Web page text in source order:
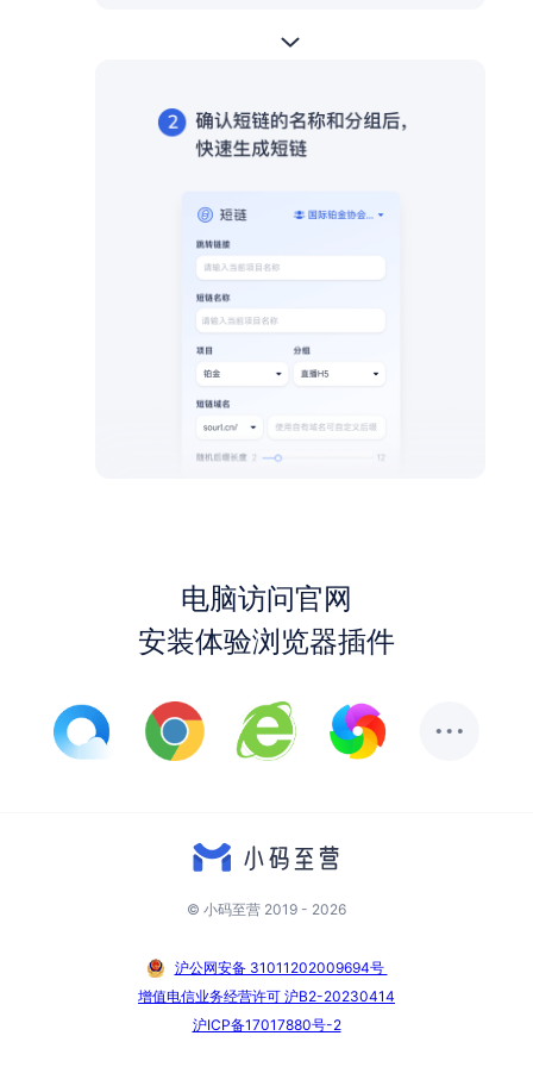
电脑访问官网
安装体验浏览器插件
© 小码至营 2019 - 2026
沪公网安备 31011202009694号
增值电信业务经营许可 沪B2-20230414
沪ICP备17017880号-2